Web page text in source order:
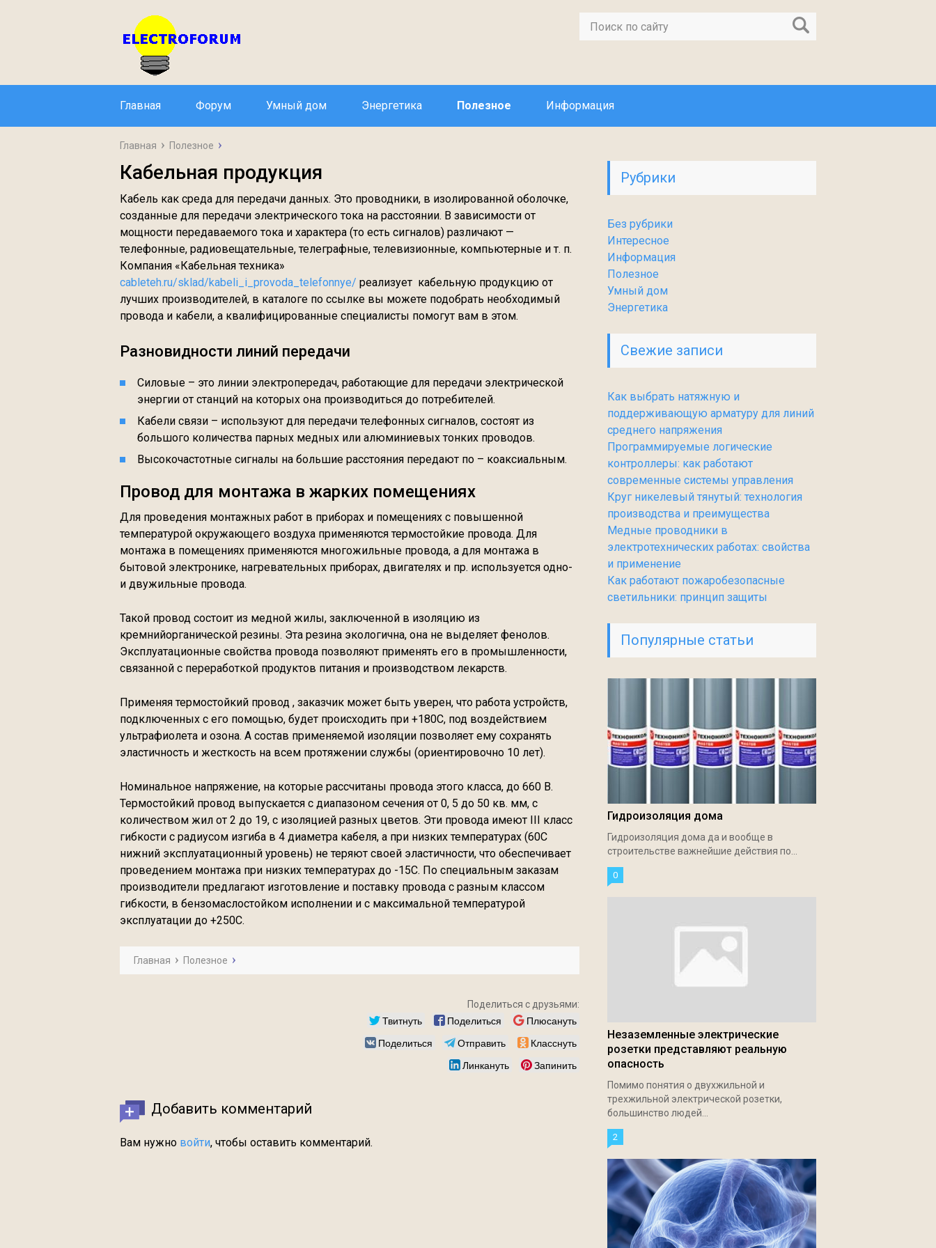
Главная Форум Умный дом Энергетика Полезное Информация
Главная Полезное
Кабельная продукция
Кабель как среда для передачи данных. Это проводники, в изолированной оболочке,
созданные для передачи электрического тока на расстоянии. В зависимости от
мощности передаваемого тока и характера (то есть сигналов) различают —
телефонные, радиовещательные, телеграфные, телевизионные, компьютерные и т. п.
Компания «Кабельная техника»
cableteh.ru/sklad/kabeli_i_provoda_telefonnye/ реализует кабельную продукцию от
лучших производителей, в каталоге по ссылке вы можете подобрать необходимый
провода и кабели, а квалифицированные специалисты помогут вам в этом.
Разновидности линий передачи
Силовые – это линии электропередач, работающие для передачи электрической
энергии от станций на которых она производиться до потребителей.
Кабели связи – используют для передачи телефонных сигналов, состоят из
большого количества парных медных или алюминиевых тонких проводов.
Высокочастотные сигналы на большие расстояния передают по – коаксиальным.
Провод для монтажа в жарких помещениях
Для проведения монтажных работ в приборах и помещениях с повышенной
температурой окружающего воздуха применяются термостойкие провода. Для
монтажа в помещениях применяются многожильные провода, а для монтажа в
бытовой электронике, нагревательных приборах, двигателях и пр. используется одно-
и двужильные провода.
Такой провод состоит из медной жилы, заключенной в изоляцию из
кремнийорганической резины. Эта резина экологична, она не выделяет фенолов.
Эксплуатационные свойства провода позволяют применять его в промышленности,
связанной с переработкой продуктов питания и производством лекарств.
Применяя термостойкий провод , заказчик может быть уверен, что работа устройств,
подключенных с его помощью, будет происходить при +180С, под воздействием
ультрафиолета и озона. А состав применяемой изоляции позволяет ему сохранять
эластичность и жесткость на всем протяжении службы (ориентировочно 10 лет).
Номинальное напряжение, на которые рассчитаны провода этого класса, до 660 В.
Термостойкий провод выпускается с диапазоном сечения от 0, 5 до 50 кв. мм, с
количеством жил от 2 до 19, с изоляцией разных цветов. Эти провода имеют III класс
гибкости с радиусом изгиба в 4 диаметра кабеля, а при низких температурах (60С
нижний эксплуатационный уровень) не теряют своей эластичности, что обеспечивает
проведением монтажа при низких температурах до -15С. По специальным заказам
производители предлагают изготовление и поставку провода с разным классом
гибкости, в бензомаслостойком исполнении и с максимальной температурой
эксплуатации до +250С.
Главная Полезное
Поделиться с друзьями:
Твитнуть Поделиться
Плюсануть
Поделиться
Отправить
Класснуть
Линкануть
Запинить
Добавить комментарий
Вам нужно войти, чтобы оставить комментарий.
Рубрики
Без рубрики
Интересное
Информация
Полезное
Умный дом
Энергетика
Свежие записи
Как выбрать натяжную и
поддерживающую арматуру для линий
среднего напряжения
Программируемые логические
контроллеры: как работают
современные системы управления
Круг никелевый тянутый: технология
производства и преимущества
Медные проводники в
электротехнических работах: свойства
и применение
Как работают пожаробезопасные
светильники: принцип защиты
Популярные статьи
Гидроизоляция дома
Гидроизоляция дома да и вообще в
строительстве важнейшие действия по...
0
Незаземленные электрические
розетки представляют реальную
опасность
Помимо понятия о двухжильной и
трехжильной электрической розетки,
большинство людей...
2